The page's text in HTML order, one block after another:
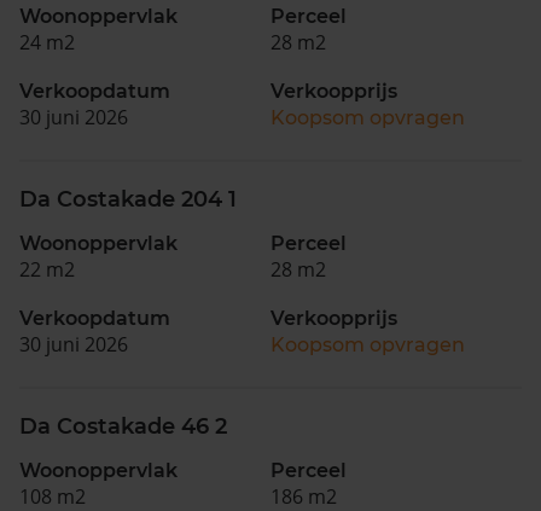
Woonoppervlak
24 m2
Perceel
28 m2
Verkoopdatum
30 juni 2026
Verkoopprijs
Koopsom opvragen
Da Costakade 204 1
Woonoppervlak
22 m2
Perceel
28 m2
Verkoopdatum
30 juni 2026
Verkoopprijs
Koopsom opvragen
Da Costakade 46 2
Woonoppervlak
108 m2
Perceel
186 m2